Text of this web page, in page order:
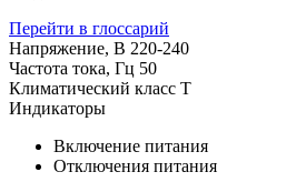
Перейти в глоссарий
Напряжение, В 220-240
Частота тока, Гц 50
Климатический класс T
Индикаторы
Включение питания
Отключения питания